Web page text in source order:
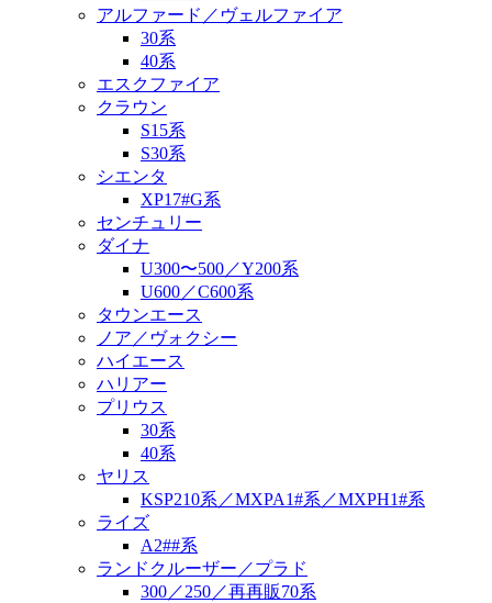
アルファード／ヴェルファイア
30系
40系
エスクファイア
クラウン
S15系
S30系
シエンタ
XP17#G系
センチュリー
ダイナ
U300〜500／Y200系
U600／C600系
タウンエース
ノア／ヴォクシー
ハイエース
ハリアー
プリウス
30系
40系
ヤリス
KSP210系／MXPA1#系／MXPH1#系
ライズ
A2##系
ランドクルーザー／プラド
300／250／再再販70系